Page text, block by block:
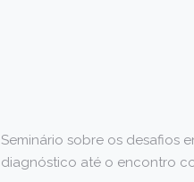
Seminário sobre os desafios
diagnóstico até o encontro